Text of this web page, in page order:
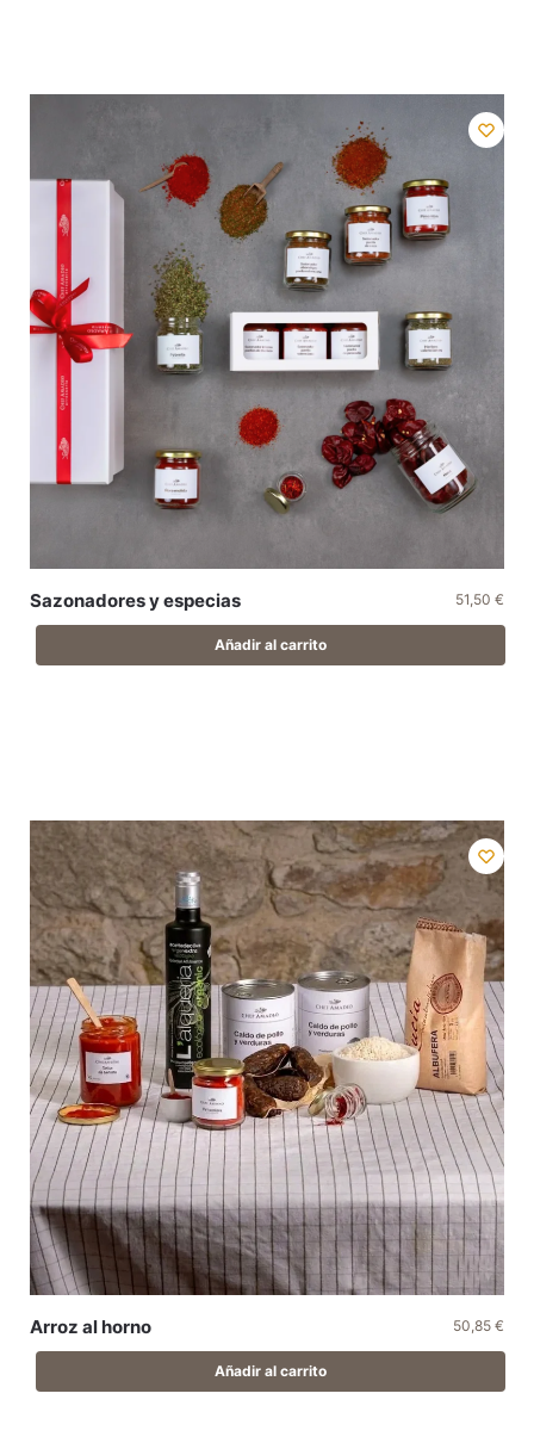
Sazonadores y especias 51,50 €
Añadir al carrito
Arroz al horno 50,85 €
Añadir al carrito